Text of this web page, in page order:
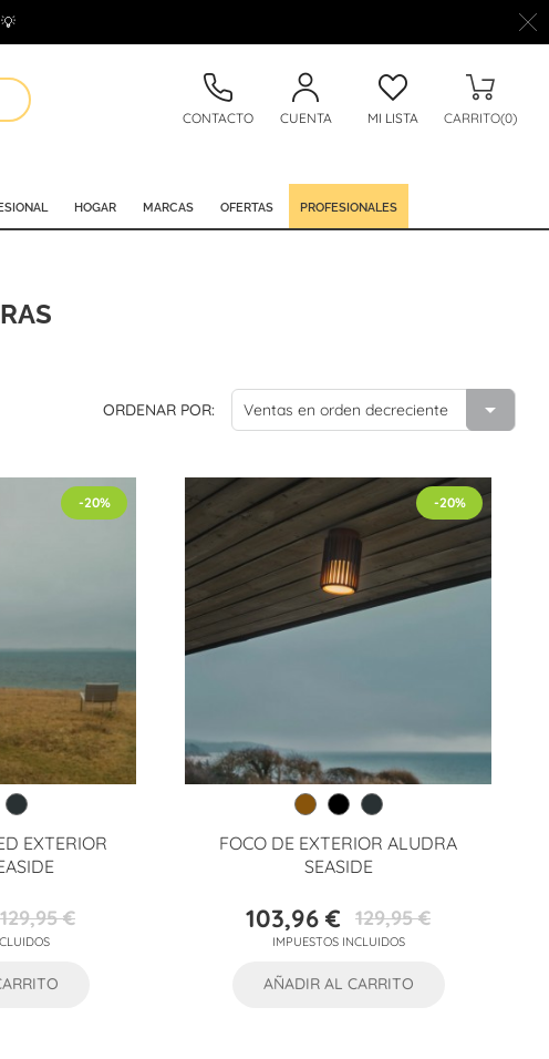
CONTACTO CUENTA MI LISTA CARRITO(0)
HOGAR MARCAS OFERTAS PROFESIONALES
ORDENAR POR: Ventas en orden decreciente 
EXTERIOR
129,95 €
-20%
FOCO DE EXTERIOR ALUDRA
SEASIDE
Precio
103,96 €Precio
base
129,95 €
IMPUESTOS INCLUIDOS
-20%
AÑADIR AL CARRITO